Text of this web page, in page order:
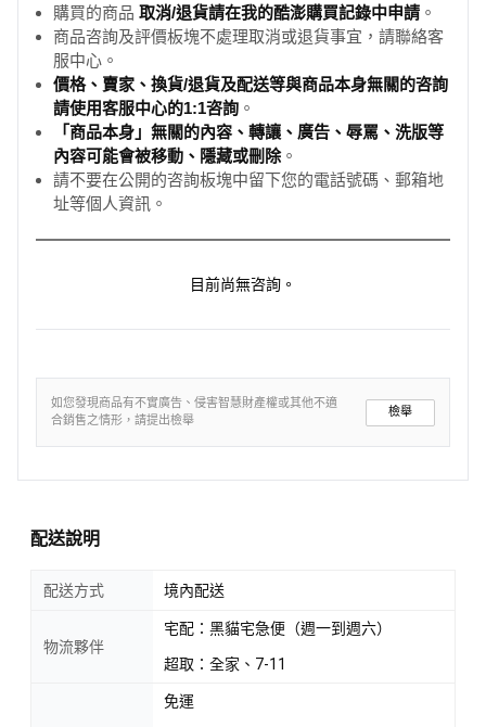
購買的商品 取消/退貨請在我的酷澎購買記錄中申請 。
商品咨詢及評價板塊不處理取消或退貨事宜，請聯絡客
服中心。
價格、賣家、換貨/退貨及配送等與商品本身無關的咨詢
請使用客服中心的1:1咨詢 。
「商品本身」無關的內容、轉讓、廣告、辱罵、洗版等
內容可能會被移動、隱藏或刪除。
請不要在公開的咨詢板塊中留下您的電話號碼、郵箱地
址等個人資訊。
目前尚無咨詢。
如您發現商品有不實廣告、侵害智慧財產權或其他不適
合銷售之情形，請提出檢舉
檢舉
配送說明
配送方式 境內配送
物流夥伴
宅配：黑貓宅急便（週一到週六）
超取：全家、7-11
免運